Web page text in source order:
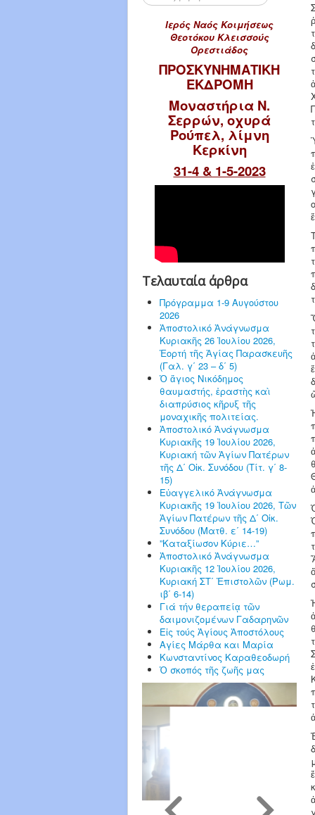
Ιερός Ναός Κοιμήσεως
Θεοτόκου Κλεισσούς
Ορεστιάδος
ΠΡΟΣΚΥΝΗΜΑΤΙΚΗ
ΕΚΔΡΟΜΗ
Μοναστήρια Ν.
Σερρών, οχυρά
Ρούπελ, λίμνη
Κερκίνη
31-4 & 1-5-2023
Τελαυταία άρθρα
Πρόγραμμα 1-9 Αυγούστου
2026
Ἀποστολικό Ἀνάγνωσμα
Κυριακῆς 26 Ἰουλίου 2026,
Ἑορτή τῆς Ἁγίας Παρασκευῆς
(Γαλ. γ΄ 23 – δ΄ 5)
Ὁ ἅγιος Νικόδημος
θαυμαστής, ἐραστὴς καὶ
διαπρύσιος κῆρυξ τῆς
μοναχικῆς πολιτείας.
Ἀποστολικό Ἀνάγνωσμα
Κυριακῆς 19 Ἰουλίου 2026,
Κυριακή τῶν Ἁγίων Πατέρων
τῆς Δ΄ Οἰκ. Συνόδου (Τίτ. γ΄ 8-
15)
Εὐαγγελικό Ἀνάγνωσμα
Κυριακῆς 19 Ἰουλίου 2026, Τῶν
Ἁγίων Πατέρων τῆς Δ΄ Οἰκ.
Συνόδου (Ματθ. ε΄ 14-19)
”Καταξίωσον Κύριε…”
Ἀποστολικό Ἀνάγνωσμα
Κυριακῆς 12 Ἰουλίου 2026,
Κυριακή ΣΤ΄ Ἐπιστολῶν (Ρωμ.
ιβ΄ 6-14)
Γιά τήν θεραπείᾳ τῶν
δαιμονιζομένων Γαδαρηνῶν
Εἰς τούς Ἁγίους Ἀποστόλους
Αγίες Μάρθα και Μαρία
Κωνσταντίνος Καραθεοδωρή
Ὁ σκοπός τῆς ζωῆς μας